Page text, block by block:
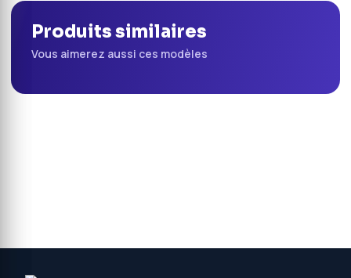
Produits similaires
Vous aimerez aussi ces modèles